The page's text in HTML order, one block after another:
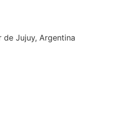
de Jujuy, Argentina